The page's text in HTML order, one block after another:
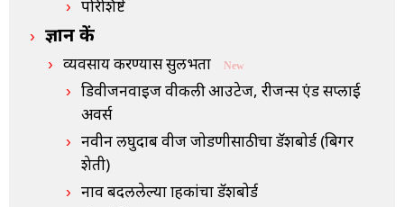
परिशिष्टे
ज्ञान केंद्र
व्यवसाय करण्यास सुलभता New
डिवीजनवाइज वीकली आउटेज, रीजन्स एंड सप्लाई
अवर्स
नवीन लघुदाब वीज जोडणीसाठीचा डॅशबोर्ड (बिगर
शेती)
नाव बदललेल्या ग्राहकांचा डॅशबोर्ड